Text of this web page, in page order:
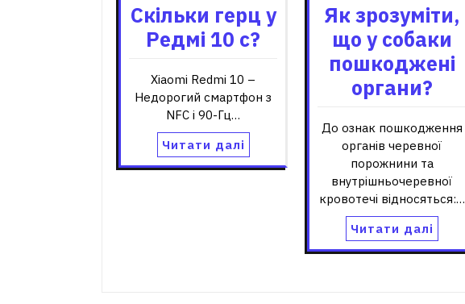
Скільки герц у
Редмі 10 с?
Xiaomi Redmi 10 –
Недорогий смартфон з
NFC і 90-Гц…
Читати далі
Як зрозуміти,
що у собаки
пошкоджені
органи?
До ознак пошкодження
органів черевної
порожнини та
внутрішньочеревної
кровотечі відносяться:…
Читати далі